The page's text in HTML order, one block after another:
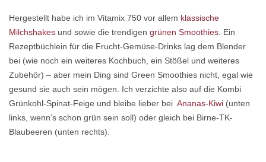
Hergestellt habe ich im Vitamix 750 vor allem klassische
Milchshakes und sowie die trendigen grünen Smoothies. Ein
Rezeptbüchlein für die Frucht-Gemüse-Drinks lag dem Blender
bei (wie noch ein weiteres Kochbuch, ein Stößel und weiteres
Zubehör) – aber mein Ding sind Green Smoothies nicht, egal wie
gesund sie auch sein mögen. Ich verzichte also auf die Kombi
Grünkohl-Spinat-Feige und bleibe lieber bei Ananas-Kiwi (unten
links, wenn’s schon grün sein soll) oder gleich bei Birne-TK-
Blaubeeren (unten rechts).